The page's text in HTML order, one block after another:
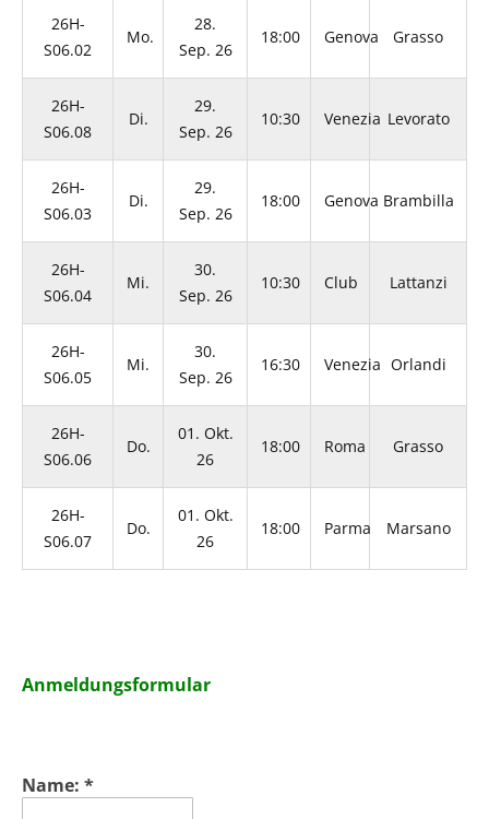
26H-
S06.02
Mo.
28.
Sep. 26
18:00 Genova Grasso
26H-
S06.08
Di.
29.
Sep. 26
10:30 Venezia Levorato
26H-
S06.03
Di.
29.
Sep. 26
18:00 Genova Brambilla
26H-
S06.04
Mi.
30.
Sep. 26
10:30 Club Lattanzi
26H-
S06.05
Mi.
30.
Sep. 26
16:30 Venezia Orlandi
26H-
S06.06
Do.
01. Okt.
26
18:00 Roma Grasso
26H-
S06.07
Do.
01. Okt.
26
18:00 Parma Marsano
Anmeldungsformular
Name: *